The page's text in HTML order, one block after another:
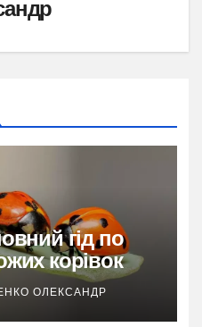
гід по
корівок
ОЛЕКСАНДР